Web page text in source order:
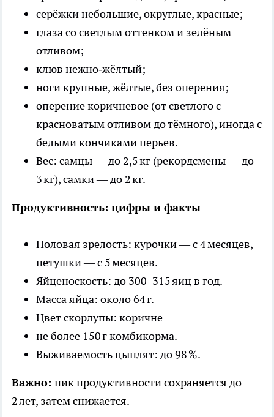
серёжки небольшие, округлые, красные;
глаза со светлым оттенком и зелёным
отливом;
клюв нежно‑жёлтый;
ноги крупные, жёлтые, без оперения;
оперение коричневое (от светлого с
красноватым отливом до тёмного), иногда с
белыми кончиками перьев.
Вес: самцы — до 2,5 кг (рекордсмены — до
3 кг), самки — до 2 кг.
Продуктивность: цифры и факты
Половая зрелость: курочки — с 4 месяцев,
петушки — с 5 месяцев.
Яйценоскость: до 300–315 яиц в год.
Масса яйца: около 64 г.
Цвет скорлупы: коричне
не более 150 г комбикорма.
Выживаемость цыплят: до 98 %.
Важно: пик продуктивности сохраняется до
2 лет, затем снижается.